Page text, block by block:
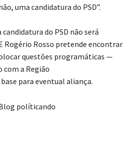
uma candidatura do PSD”.
do PSD não será
Rogério Rosso pretende encontrar
questões programáticas —
a Região
para eventual aliança.
políticando